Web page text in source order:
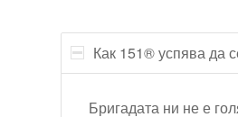
Как 151® успява да
Бригадата ни не е